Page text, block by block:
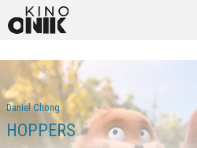
Daniel Chong
HOPPERS